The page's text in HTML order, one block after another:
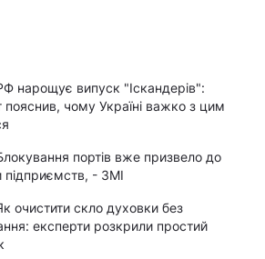
нарощує випуск "Іскандерів":
пояснив, чому Україні важко з цим
портів вже призвело до
підприємств, - ЗМІ
очистити скло духовки без
експерти розкрили простий